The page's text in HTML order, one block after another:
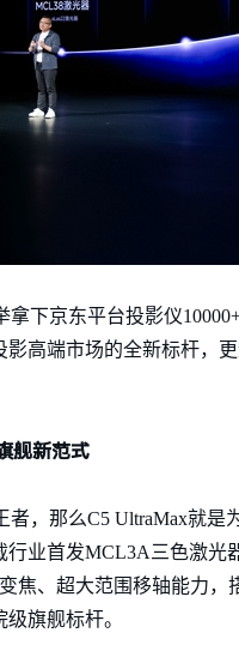
下京东平台投影仪
高端市场的全新标杆，
舰新范式
者，那么C5 UltraMax就
业首发MCL3A三色激
焦、超大范围移轴能力
旗舰标杆。